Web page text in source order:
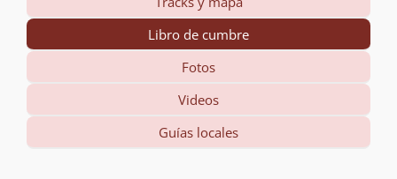
Libro de cumbre
Fotos
Videos
Guías locales